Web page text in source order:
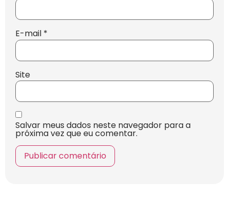
E-mail *
Site
Salvar meus dados neste navegador para a
próxima vez que eu comentar.